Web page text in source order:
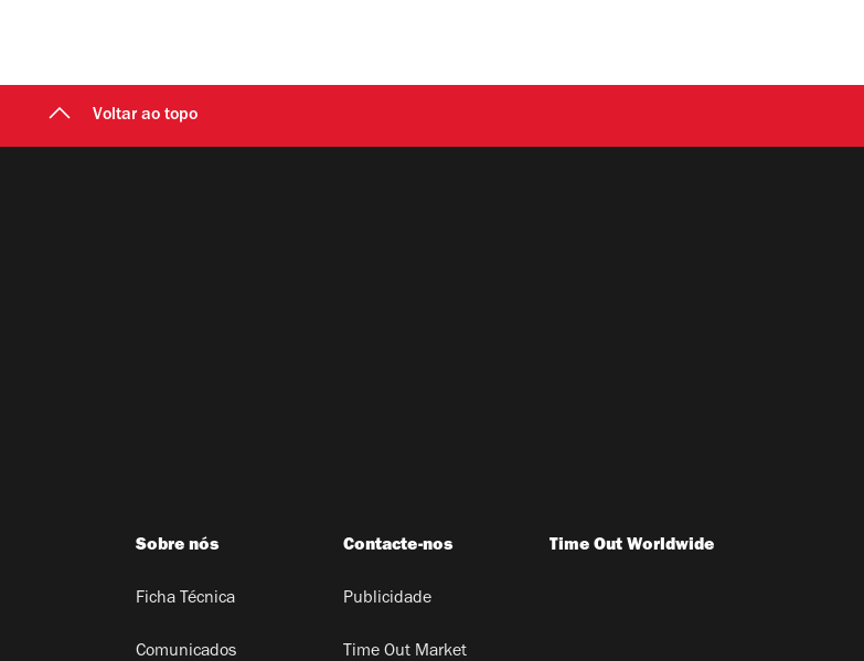
Voltar ao topo
Sobre nós
Ficha Técnica
Comunicados
Contacte-nos
Publicidade
Time Out Market
Time Out Worldwide